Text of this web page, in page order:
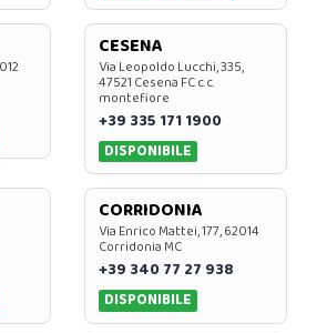
CESENA
Via Leopoldo Lucchi, 335,
47521 Cesena FC c.c.
montefiore
+39 335 171 1900
DISPONIBILE
CORRIDONIA
Via Enrico Mattei, 177, 62014
Corridonia MC
+39 340 77 27 938
DISPONIBILE